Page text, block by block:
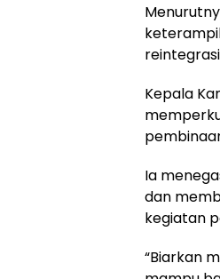
Kepala
Ia
dan
kegiatan
“Biarkan